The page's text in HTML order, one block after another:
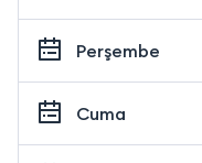
Perşembe
Cuma